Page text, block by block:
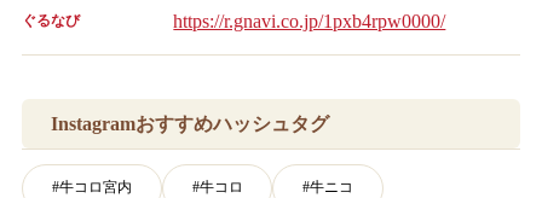
ぐるなび https://r.gnavi.co.jp/1pxb4rpw0000/
Instagramおすすめハッシュタグ
#牛コロ宮内 #牛コロ #牛ニコ